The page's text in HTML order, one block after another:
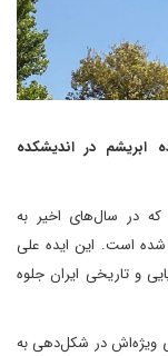
ابریشم در اندیشکده
که در سال‌های اخیر به
شده است. این ایده علی
و تاریخی ایران جلوه
ویژه‌اش در شکل‌دهی به